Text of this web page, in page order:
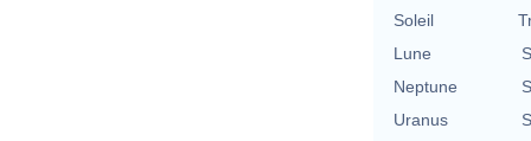
Soleil
Lune
Neptune
Uranus